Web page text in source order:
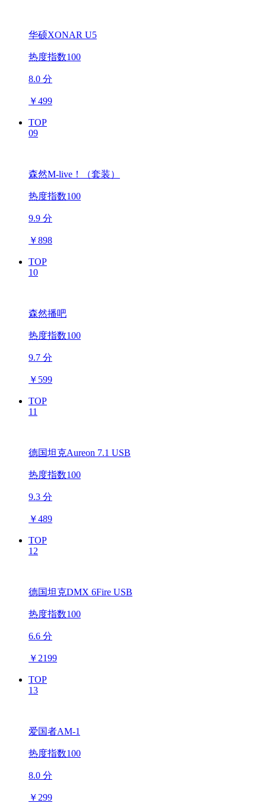
华硕XONAR U5
热度指数100
8.0 分
￥499
TOP
09
森然M-live！（套装）
热度指数100
9.9 分
￥898
TOP
10
森然播吧
热度指数100
9.7 分
￥ 599
TOP
11
德国坦克Aureon 7.1 USB
热度指数100
9.3 分
￥489
TOP
12
德国坦克DMX 6Fire USB
热度指数100
6.6 分
￥ 2199
TOP
13
爱国者AM-1
热度指数100
8.0 分
￥ 299